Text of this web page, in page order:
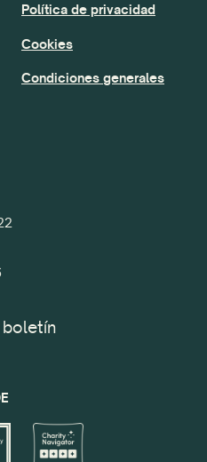
Política de privacidad
Cookies
Condiciones generales
boletín